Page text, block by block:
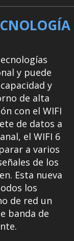
y puede
y
de alta
con el WIFI
de datos a
el WIFI 6
a varios
de los
Esta nueva
los
de red un
banda de